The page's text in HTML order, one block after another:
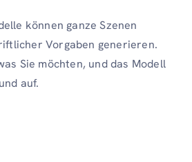
können ganze Szenen
Vorgaben generieren.
Sie möchten, und das Modell
auf.